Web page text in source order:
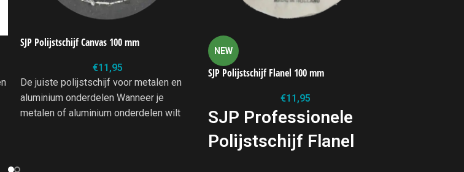
SJP Polijstschijf Canvas 100 mm
€11,95
De juiste polijstschijf voor metalen en
aluminium onderdelen Wanneer je
metalen of aluminium onderdelen wilt
NEW
SJP Polijstschijf Flanel 100 mm
€11,95
SJP Professionele
Polijstschijf Flanel